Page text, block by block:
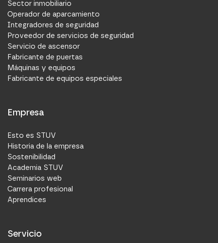
Sector inmobiliario
Operador de aparcamiento
Integradores de seguridad
Proveedor de servicios de seguridad
Servicio de ascensor
Fabricante de puertas
Máquinas y equipos
Fabricante de equipos especiales
Empresa
Esto es STUV
Historia de la empresa
Sostenibilidad
Academia STUV
Seminarios web
Carrera profesional
Aprendices
Servicio